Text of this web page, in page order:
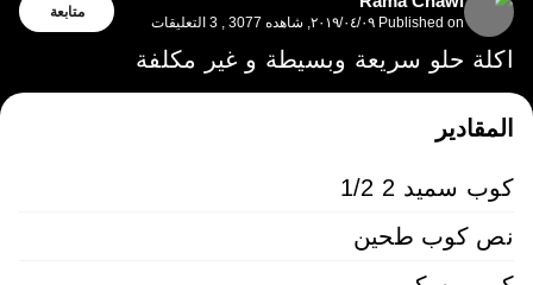
Published on ٠٩‏/٠٤‏/٢٠١٩ , شاهده 3077 ,
3 التعليقات
متابعة
اكلة حلو سريعة وبسيطة و غير مكلفة
المقادير
كوب سميد 2 1/2
نص كوب طحين